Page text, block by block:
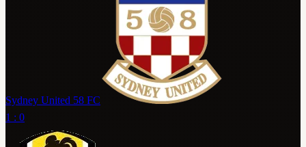
Sydney United 58 FC
1 : 0